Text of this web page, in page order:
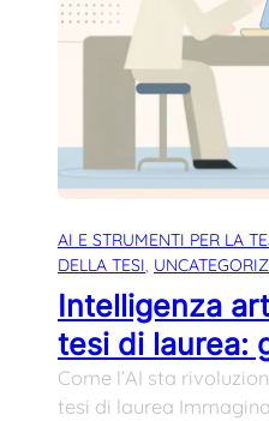
AI E STRUMENTI PER LA
DELLA TESI,
Intelligenza
tesi di laurea:
Come l’AI sta
tesi di laurea